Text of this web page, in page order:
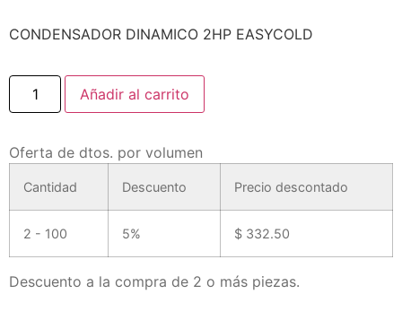
CONDENSADOR DINAMICO 2HP EASYCOLD
Añadir al carrito
Oferta de dtos. por volumen
Cantidad Descuento Precio descontado
2 - 100 5% $ 332.50
Descuento a la compra de 2 o más piezas.